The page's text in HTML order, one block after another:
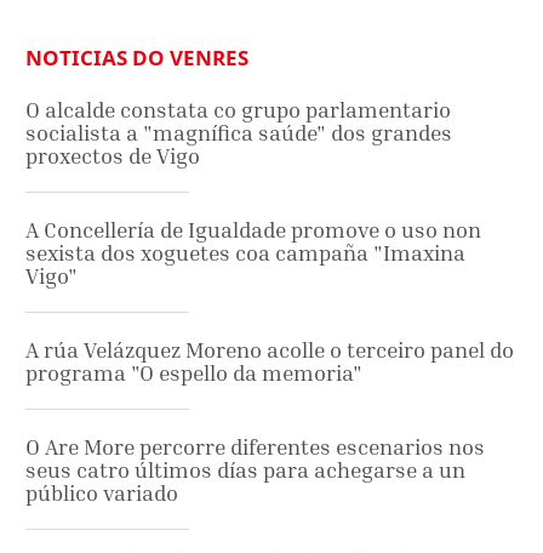
NOTICIAS DO VENRES
O alcalde constata co grupo parlamentario
socialista a "magnífica saúde" dos grandes
proxectos de Vigo
A Concellería de Igualdade promove o uso non
sexista dos xoguetes coa campaña "Imaxina
Vigo"
A rúa Velázquez Moreno acolle o terceiro panel do
programa "O espello da memoria"
O Are More percorre diferentes escenarios nos
seus catro últimos días para achegarse a un
público variado